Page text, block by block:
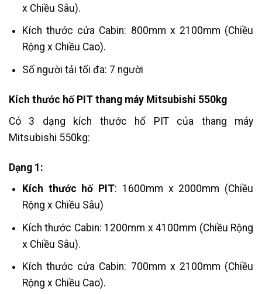
x Chiều Sâu).
Kích thước cửa Cabin: 800mm x 2100mm (Chiều
Rộng x Chiều Cao).
Số người tải tối đa: 7 người
Kích thước hố PIT thang máy Mitsubishi 550kg
Có 3 dạng kích thước hố PIT của thang máy
Mitsubishi 550kg:
Dạng 1:
Kích thước hố PIT: 1600mm x 2000mm (Chiều
Rộng x Chiều Sâu)
Kích thước Cabin: 1200mm x 4100mm (Chiều Rộng
x Chiều Sâu).
Kích thước cửa Cabin: 700mm x 2100mm (Chiều
Rộng x Chiều Cao).